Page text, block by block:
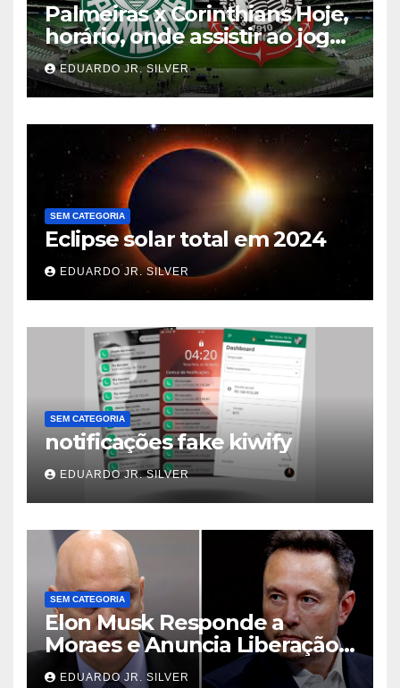
Palmeiras x Corinthians Hoje,
horário, onde assistir ao jogo
do Brasileirão
EDUARDO JR. SILVER
SEM CATEGORIA
Eclipse solar total em 2024
EDUARDO JR. SILVER
SEM CATEGORIA
notificações fake kiwify
EDUARDO JR. SILVER
SEM CATEGORIA
Elon Musk Responde a
Moraes e Anuncia Liberação
de Contas no X Bloqueadas
EDUARDO JR. SILVER